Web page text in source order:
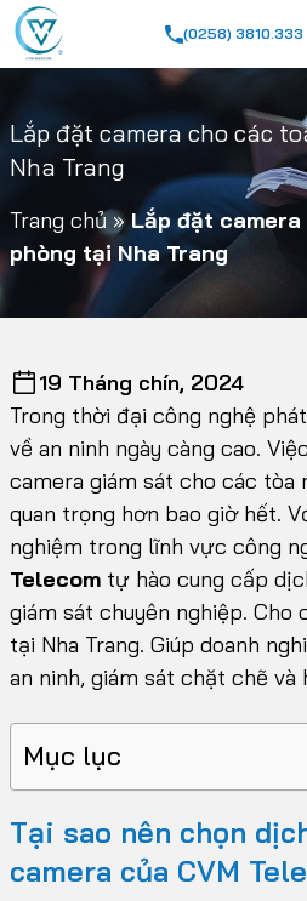
(0258) 3810.333
Lắp đặt camera cho các
Nha Trang
Trang chủ»Lắp đặt
phòng tại Nha Trang
19 Tháng chín, 2024
Trong thời đại công nghệ
về an ninh ngày càng cao.
camera giám sát cho các tòa
quan trọng hơn bao giờ hết.
nghiệm trong lĩnh vực công
Telecom tự hào cung cấp
giám sát chuyên nghiệp. Cho
tại Nha Trang. Giúp doanh
an ninh, giám sát chặt chẽ và
Mục lục
Tại sao nên chọn
camera của CVM